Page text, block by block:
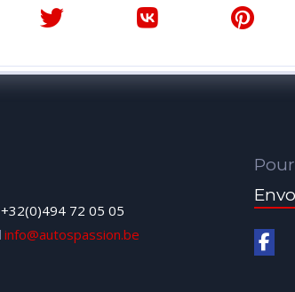
+32(0)494 72 05 05
info@autospassion.be